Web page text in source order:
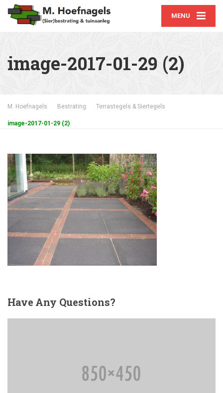
MENU
image-2017-01-29 (2)
M. Hoefnagels Bestrating Terrastegels & Siertegels
image-2017-01-29 (2)
HaveAny Questions?